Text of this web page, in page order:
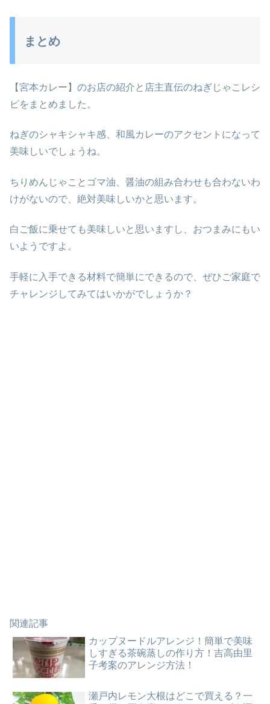
まとめ
【宮本カレー】のお店の紹介と店主直伝のねぎじゃこレシ
ピをまとめました。
ねぎのシャキシャキ感、和風カレーのアクセントになって
美味しいでしょうね。
ちりめんじゃことゴマ油、醤油の組み合わせも合わないわ
けがないので、絶対美味しいかと思います。
白ご飯に乗せても美味しいと思いますし、おつまみにもい
いようですよ。
手軽に入手できる材料で簡単にできるので、ぜひご家庭で
チャレンジしてみてはいかがでしょうか？
関連記事
カップヌードルアレンジ！簡単で美味
しすぎる茶碗蒸しの作り方！吉高由里
子考案のアレンジ方法！
瀬戸内レモン大根はどこで買える？一